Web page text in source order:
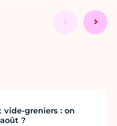
vide-greniers : on
?